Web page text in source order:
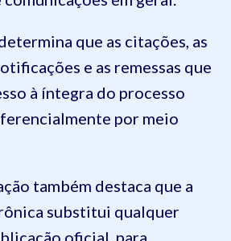
que as citações, as
e as remessas que
à íntegra do processo
por meio
também destaca que a
substitui qualquer
oficial, para